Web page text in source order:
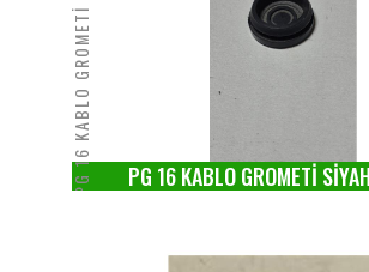
PG 16 KABLO GROMETİ